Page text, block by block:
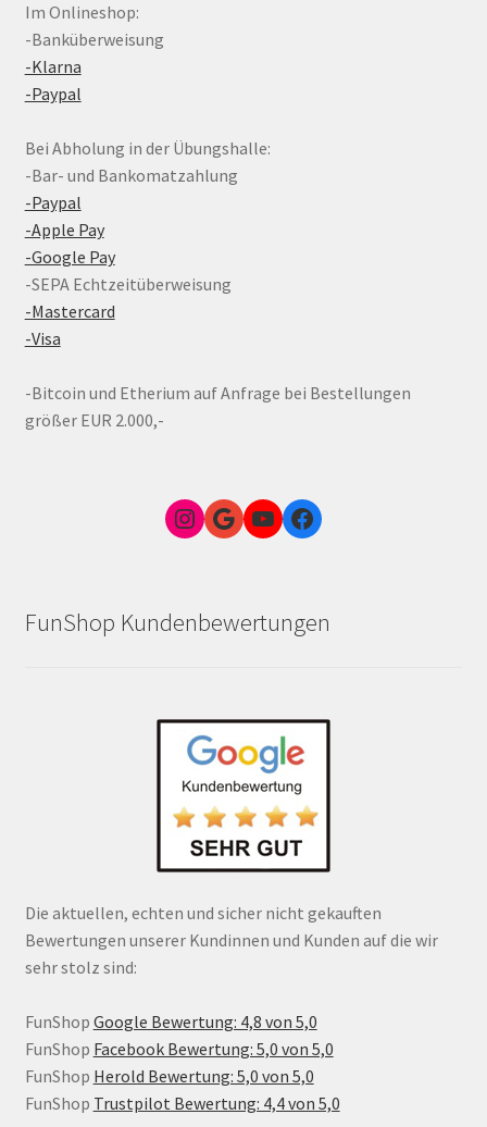
Im Onlineshop:
-Banküberweisung
-Klarna
-Paypal
Bei Abholung in der Übungshalle:
-Bar- und Bankomatzahlung
-Paypal
-Apple Pay
-Google Pay
-SEPA Echtzeitüberweisung
-Mastercard
-Visa
-Bitcoin und Etherium auf Anfrage bei Bestellungen
größer EUR 2.000,-
Instagram
Google Link zum FunShop WienYouTubeFacebook
FunShop Kundenbewertungen
Die aktuellen, echten und sicher nicht gekauften
Bewertungen unserer Kundinnen und Kunden auf die wir
sehr stolz sind:
FunShop Google Bewertung: 4,8 von 5,0
FunShop Facebook Bewertung: 5,0 von 5,0
FunShop Herold Bewertung: 5,0 von 5,0
FunShop Trustpilot Bewertung: 4,4 von 5,0